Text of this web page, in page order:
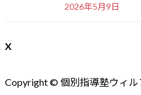
2026年5月9日
X
Copyright © 個別指導塾ウィル